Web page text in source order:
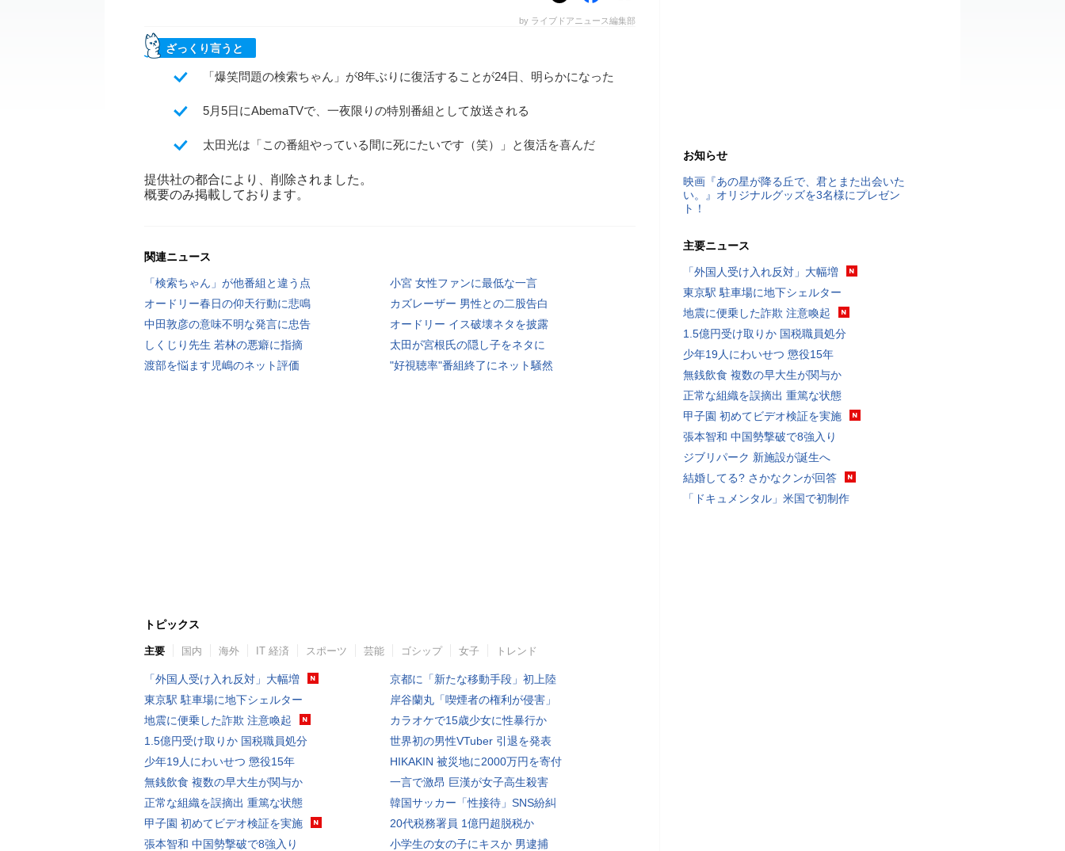
by ライブドアニュース編集部
ざっくり言うと
「爆笑問題の検索ちゃん」が8年ぶりに復活することが24日、明らかになった
5月5日にAbemaTVで、一夜限りの特別番組として放送される
太田光は「この番組やっている間に死にたいです（笑）」と復活を喜んだ
提供社の都合により、削除されました。
概要のみ掲載しております。
関連ニュース
「検索ちゃん」が他番組と違う点
小宮 女性ファンに最低な一言
オードリー春日の仰天行動に悲鳴
カズレーザー 男性との二股告白
中田敦彦の意味不明な発言に忠告
オードリー イス破壊ネタを披露
しくじり先生 若林の悪癖に指摘
太田が宮根氏の隠し子をネタに
渡部を悩ます児嶋のネット評価
"好視聴率"番組終了にネット騒然
トピックス
主要 国内 海外 IT 経済 スポーツ 芸能 ゴシップ 女子 トレンド
「外国人受け入れ反対」大幅増
東京駅 駐車場に地下シェルター
地震に便乗した詐欺 注意喚起
1.5億円受け取りか 国税職員処分
少年19人にわいせつ 懲役15年
無銭飲食 複数の早大生が関与か
正常な組織を誤摘出 重篤な状態
甲子園 初めてビデオ検証を実施
張本智和 中国勢撃破で8強入り
京都に「新たな移動手段」初上陸
岸谷蘭丸「喫煙者の権利が侵害」
カラオケで15歳少女に性暴行か
世界初の男性VTuber 引退を発表
HIKAKIN 被災地に2000万円を寄付
一言で激昂 巨漢が女子高生殺害
韓国サッカー「性接待」SNS紛糾
20代税務署員 1億円超脱税か
小学生の女の子にキスか 男逮捕
お知らせ
映画『あの星が降る丘で、君とまた出会いた
い。』オリジナルグッズを3名様にプレゼン
ト！
主要ニュース
「外国人受け入れ反対」大幅増
東京駅 駐車場に地下シェルター
地震に便乗した詐欺 注意喚起
1.5億円受け取りか 国税職員処分
少年19人にわいせつ 懲役15年
無銭飲食 複数の早大生が関与か
正常な組織を誤摘出 重篤な状態
甲子園 初めてビデオ検証を実施
張本智和 中国勢撃破で8強入り
ジブリパーク 新施設が誕生へ
結婚してる? さかなクンが回答
「ドキュメンタル」米国で初制作